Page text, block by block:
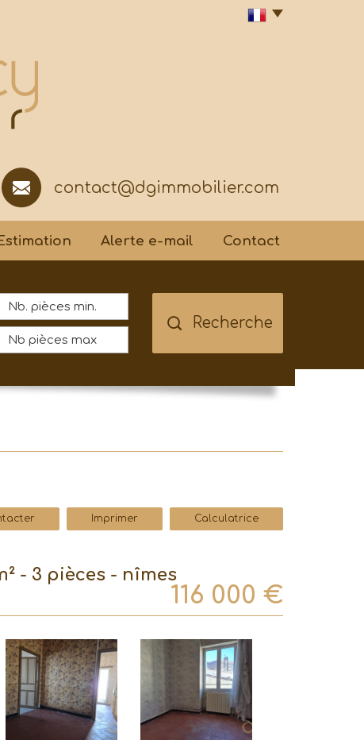
contact@dgimmobilier.com
Estimation Alerte e-mail Contact
Recherche
Imprimer Calculatrice
- 3 pièces - nîmes
116 000 €